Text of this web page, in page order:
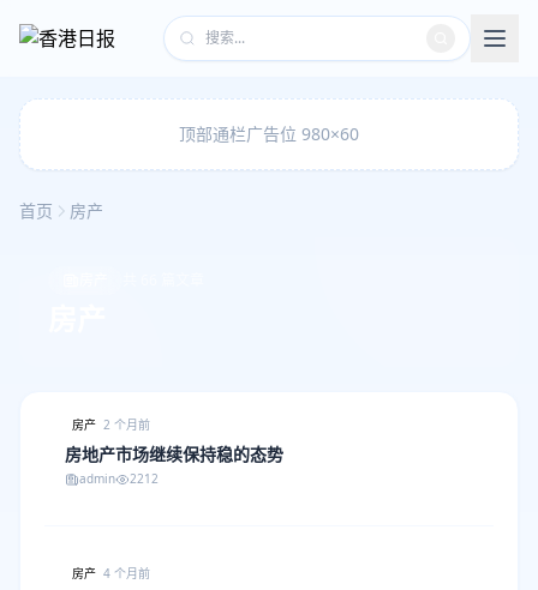
顶部通栏广告位 980×60
首页 房产
房产 2 个月前
房地产市场继续保持稳的态势
admin 2212
房产 4 个月前